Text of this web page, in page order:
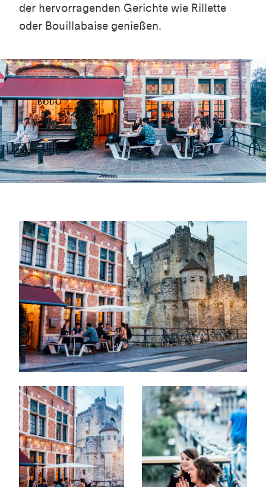
der hervorragenden Gerichte wie Rillette
oder Bouillabaise genießen.